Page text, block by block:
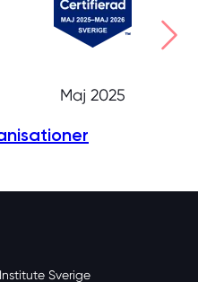
Maj 2025
Sverige